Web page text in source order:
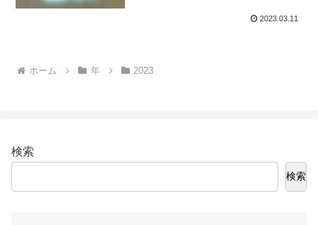
2023.03.11
ホーム 年 2023
検索
検索